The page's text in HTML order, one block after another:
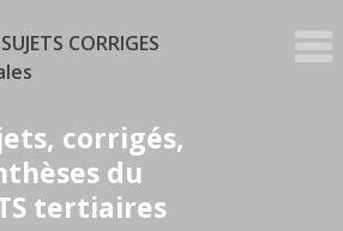
corrigés,
du
tertiaires